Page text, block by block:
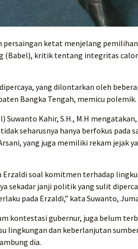
persaingan ketat menjelang
(Babel), kritik tentang integritas
yang dilontarkan oleh
Bangka Tengah, memicu polemik.
Suwanto Kahir, S.H., M.H
seharusnya hanya berfokus pada
yang juga memiliki rekam jejak
soal komitmen terhadap
sekadar janji politik yang sulit
pada Erzaldi,” kata Suwanto,
kontestasi gubernur, juga belum
lingkungan dan keberlanjutan
dia.